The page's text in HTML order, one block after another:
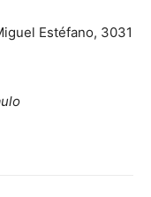
Estéfano, 3031